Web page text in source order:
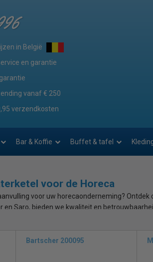
in België
en garantie
vanaf € 250
verzendkosten
Bar & Koffie Buffet & tafel
voor de Horeca
voor uw horecaonderneming?
Saro, bieden we kwaliteit en
indrukwekkendecapaciteit van 40 liter ,
Bartscher 200095